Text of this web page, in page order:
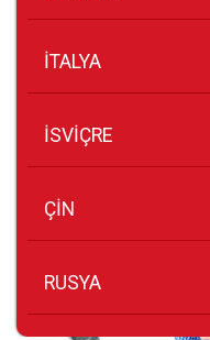
İTALYA
İSVİÇRE
ÇİN
RUSYA